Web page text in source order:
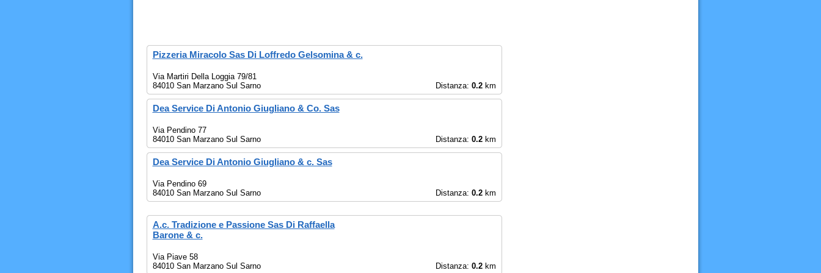
Pizzeria Miracolo Sas Di Loffredo Gelsomina & c.
Via Martiri Della Loggia 79/81
84010 San Marzano Sul Sarno
Distanza: 0.2km
Dea Service Di Antonio Giugliano & Co. Sas
Via Pendino 77
84010 San Marzano Sul Sarno
Distanza: 0.2km
Dea Service Di Antonio Giugliano & c. Sas
Via Pendino 69
84010 San Marzano Sul Sarno
Distanza: 0.2km
A.c. Tradizione e Passione Sas Di Raffaella
Barone & c.
Via Piave 58
84010 San Marzano Sul Sarno
Distanza: 0.2km